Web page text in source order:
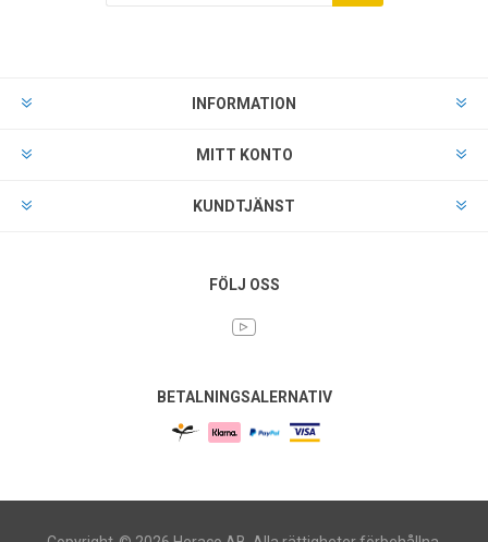
INFORMATION
MITT KONTO
KUNDTJÄNST
FÖLJ OSS
BETALNINGSALERNATIV